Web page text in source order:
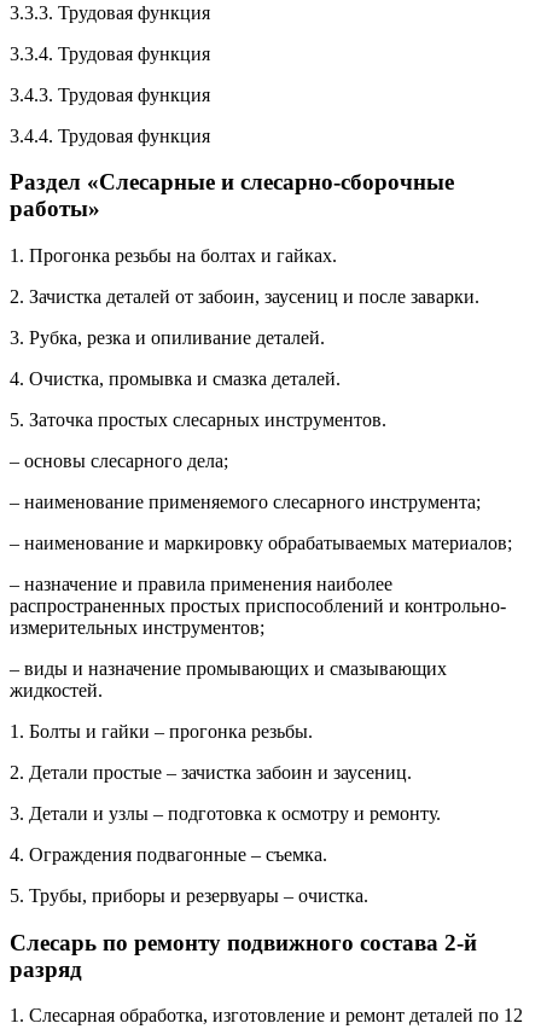
3.3.3. Трудовая функция
3.3.4. Трудовая функция
3.4.3. Трудовая функция
3.4.4. Трудовая функция
Раздел «Слесарные и слесарно-сборочные
работы»
1. Прогонка резьбы на болтах и гайках.
2. Зачистка деталей от забоин, заусениц и после заварки.
3. Рубка, резка и опиливание деталей.
4. Очистка, промывка и смазка деталей.
5. Заточка простых слесарных инструментов.
– основы слесарного дела;
– наименование применяемого слесарного инструмента;
– наименование и маркировку обрабатываемых материалов;
– назначение и правила применения наиболее
распространенных простых приспособлений и контрольно-
измерительных инструментов;
– виды и назначение промывающих и смазывающих
жидкостей.
1. Болты и гайки – прогонка резьбы.
2. Детали простые – зачистка забоин и заусениц.
3. Детали и узлы – подготовка к осмотру и ремонту.
4. Ограждения подвагонные – съемка.
5. Трубы, приборы и резервуары – очистка.
Слесарь по ремонту подвижного состава 2-й
разряд
1. Слесарная обработка, изготовление и ремонт деталей по 12